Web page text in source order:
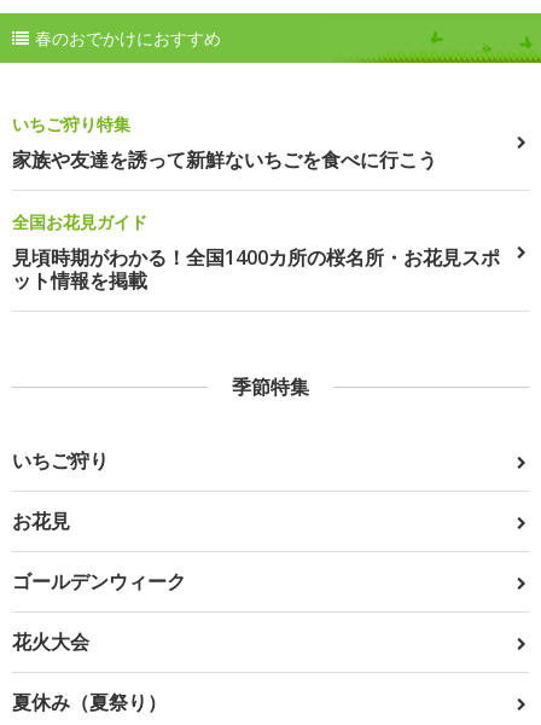
春のおでかけにおすすめ
いちご狩り特集
家族や友達を誘って新鮮ないちごを食べに行こう
全国お花見ガイド
見頃時期がわかる！全国1400カ所の桜名所・お花見スポ
ット情報を掲載
季節特集
いちご狩り
お花見
ゴールデンウィーク
花火大会
夏休み（夏祭り）